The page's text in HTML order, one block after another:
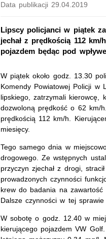
Data publikacji 29.04.2019
Lipscy policjanci w piątek
jechał z prędkością 112
pojazdem będąc pod
W piątek około godz. 13.30
Komendy Powiatowej Policji w
lipskiego, zatrzymali kierowcę,
dozwoloną prędkość o 62 km/
prędkością 112 km/h.
miesięcy.
Tego samego dnia w
drogowego. Ze wstępnych
przyczyn zjechał z drogi,
prowadzonych czynności
krew do badania na zawartość
Dalsze czynności w tej
W sobotę o godz. 12.40 w
kierującego pojazdem VW